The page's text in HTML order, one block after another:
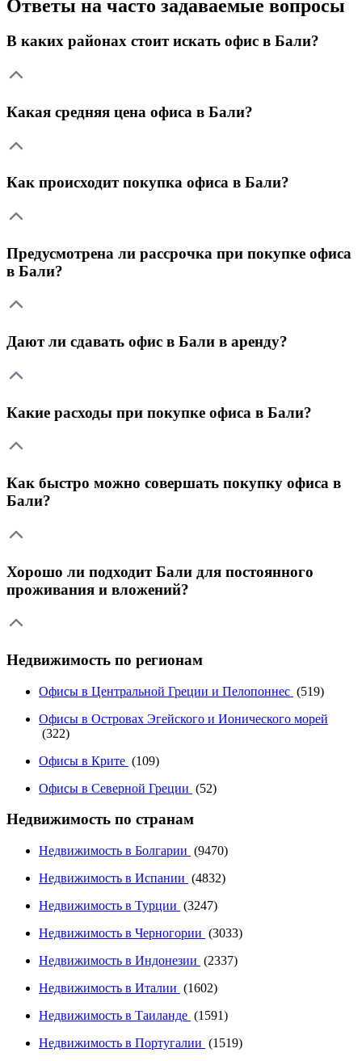
Ответы на часто задаваемые вопросы
В каких районах стоит искать офис в Бали?
Какая средняя цена офиса в Бали?
Как происходит покупка офиса в Бали?
Предусмотрена ли рассрочка при покупке офиса
в Бали?
Дают ли сдавать офис в Бали в аренду?
Какие расходы при покупке офиса в Бали?
Как быстро можно совершать покупку офиса в
Бали?
Хорошо ли подходит Бали для постоянного
проживания и вложений?
Недвижимость по регионам
Офисы в Центральной Греции и Пелопоннес (519)
Офисы в Островах Эгейского и Ионического морей
(322)
Офисы в Крите (109)
Офисы в Северной Греции (52)
Недвижимость по странам
Недвижимость в Болгарии (9470)
Недвижимость в Испании (4832)
Недвижимость в Турции (3247)
Недвижимость в Черногории (3033)
Недвижимость в Индонезии (2337)
Недвижимость в Италии (1602)
Недвижимость в Таиланде (1591)
Недвижимость в Португалии (1519)